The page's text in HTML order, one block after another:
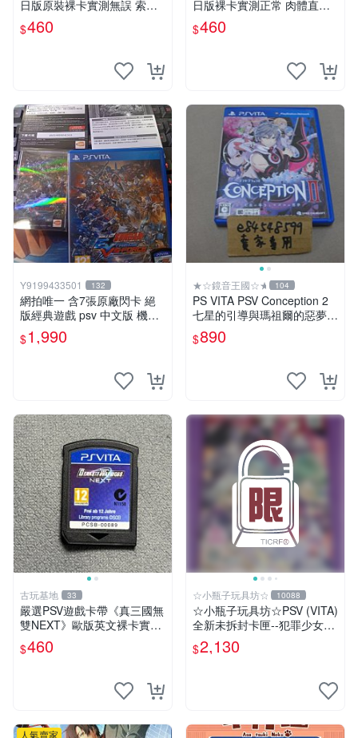
日版原裝裸卡實測無誤 索尼
專機獨享嚴選推薦 psv 高達
無誤卡帶
$460
日版裸卡實測正常 肉體直銷
Sony官方認證 太鼓達人 PSV
日版裸卡 測試無誤 PSV機專
$460
Y9199433501 132
網拍唯一 含7張原廠閃卡 絕
版經典遊戲 psv 中文版 機動
戰士 鋼彈 極限VS. FORCE
$1,990
★☆鏡音王國☆★ 104
PS VITA PSV Conception 2
七星的引導與瑪祖爾的惡夢
產子救世錄2 日版日文版 純
日版 二手良品
$890
古玩基地 33
嚴選PSV遊戲卡帶《真三國無
雙NEXT》歐版英文裸卡實測
正常全新到貨 真三國無雙 PS
V 游戲卡帶 任玩無雙
$460
☆小瓶子玩具坊☆ 10088
☆小瓶子玩具坊☆PSV (VITA)
全新未拆封卡匣--犯罪少女2
《Criminal Girls 2》限定版
(日版)
$2,130
人氣賣家